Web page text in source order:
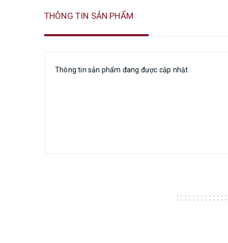
THÔNG TIN SẢN PHẨM
Thông tin sản phẩm đang được cập nhật